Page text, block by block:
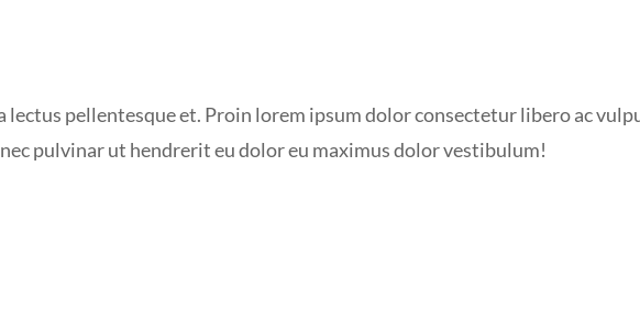
pellentesque et. Proin lorem ipsum dolor consectetur libero ac
pulvinar ut hendrerit eu dolor eu maximus dolor vestibulum!